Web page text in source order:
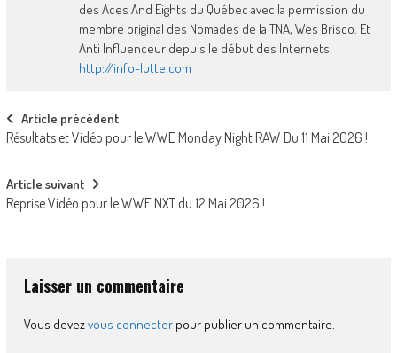
des Aces And Eights du Québec avec la permission du
membre original des Nomades de la TNA, Wes Brisco. Et
Anti Influenceur depuis le début des Internets!
http://info-lutte.com
Post
navigation
Article précédent
Résultats et Vidéo pour le WWE Monday Night RAW Du 11 Mai 2026 !
Article suivant
Reprise Vidéo pour le WWE NXT du 12 Mai 2026 !
Laisser un commentaire
Vous devezvous connecterpour publier un commentaire.